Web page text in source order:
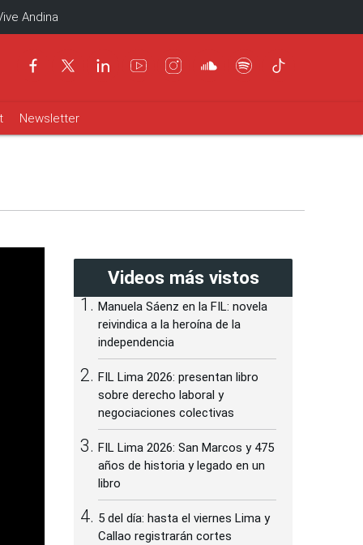
Andina
Newsletter
Videos más vistos
Manuela Sáenz en la FIL: novela
reivindica a la heroína de la
independencia
FIL Lima 2026: presentan libro
sobre derecho laboral y
negociaciones colectivas
FIL Lima 2026: San Marcos y 475
años de historia y legado en un
libro
5 del día: hasta el viernes Lima y
Callao registrarán cortes